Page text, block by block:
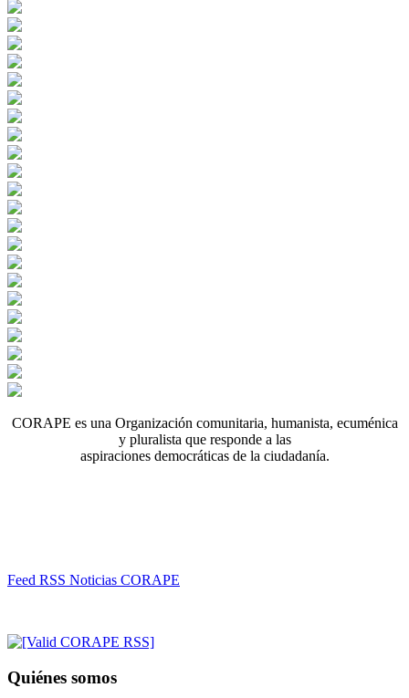
CORAPE es una Organización comunitaria, humanista, ecuménica
y pluralista que responde a las
aspiraciones democráticas de la ciudadanía.
Feed RSS Noticias CORAPE
Quiénes somos